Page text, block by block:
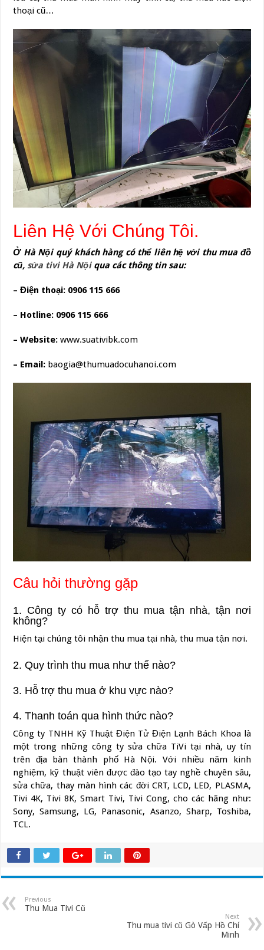
thoại cũ…
Liên Hệ Với Chúng Tôi.
Ở Hà Nội quý khách hàng có thể liên hệ với thu mua đồ
cũ, sửa tivi Hà Nộiqua các thông tin sau:
– Điện thoại: 0906 115 666
– Hotline: 0906 115 666
– Website: www.suativibk.com
– Email: baogia@thumuadocuhanoi.com
Câu hỏi thường gặp
1. Công ty có hỗ trợ thu mua tận nhà, tận nơi
không?
Hiện tại chúng tôi nhận thu mua tại nhà, thu mua tận nơi.
2. Quy trình thu mua như thế nào?
3. Hỗ trợ thu mua ở khu vực nào?
4. Thanh toán qua hình thức nào?
Công ty TNHH Kỹ Thuật Điện Tử Điện Lạnh Bách Khoa là
một trong những công ty sửa chữa TiVi tại nhà, uy tín
trên địa bàn thành phố Hà Nội. Với nhiều năm kinh
nghiệm, kỹ thuật viên được đào tạo tay nghề chuyên sâu,
sửa chữa, thay màn hình các đời CRT, LCD, LED, PLASMA,
Tivi 4K, Tivi 8K, Smart Tivi, Tivi Cong, cho các hãng như:
Sony, Samsung, LG, Panasonic, Asanzo, Sharp, Toshiba,
TCL.
Previous
Thu Mua Tivi Cũ
Next
Thu mua tivi cũ Gò Vấp Hồ Chí
Minh